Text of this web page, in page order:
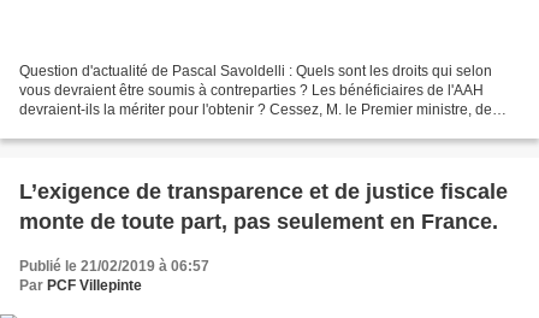
Question d'actualité de Pascal Savoldelli : Quels sont les droits qui selon
vous devraient être soumis à contreparties ? Les bénéficiaires de l'AAH
devraient-ils la mériter pour l'obtenir ? Cessez, M. le Premier ministre, de
L’exigence de transparence et de justice fiscale
monte de toute part, pas seulement en France.
Publié le 21/02/2019 à 06:57
Par PCF Villepinte